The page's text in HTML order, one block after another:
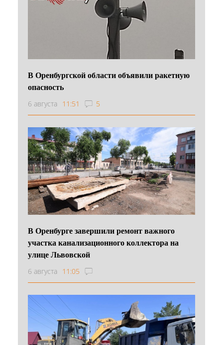
В Оренбургской области объявили ракетную
опасность
6 августа 11:51 5
В Оренбурге завершили ремонт важного
участка канализационного коллектора на
улице Львовской
6 августа 11:05